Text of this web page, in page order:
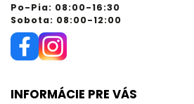
Po-Pia: 08:00-16:30
Sobota: 08:00-12:00
INFORMÁCIE PRE VÁS